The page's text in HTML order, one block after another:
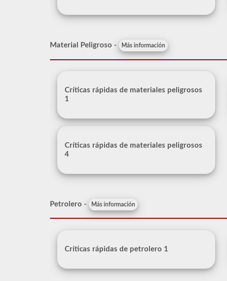
Material Peligroso - Más información
Críticas rápidas de materiales peligrosos
1
Críticas rápidas de materiales peligrosos
4
Petrolero - Más información
Críticas rápidas de petrolero 1